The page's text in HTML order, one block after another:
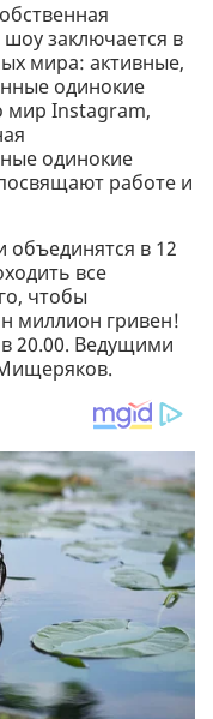
заключается в
мира: активные,
одинокие
мир Instagram,
одинокие
работе и
объединятся в 12
все
чтобы
миллион гривен!
20.00. Ведущими